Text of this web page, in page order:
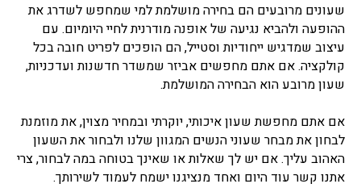
שעונים מרובעים הם בחירה מושלמת למי שמחפש לשדרג את
ההופעה ולהביא נגיעה של אופנה מודרנית לחיי היומיום. עם
עיצוב שמדגיש ייחודיות וסטייל, הם הופכים לפריט חובה בכל
קולקציה. אם אתם מחפשים אביזר שמשדר חדשנות ועדכניות,
שעון מרובע הוא הבחירה המושלמת.
אם אתם מחפשת שעון איכותי, יוקרתי ובמחיר מצוין, את מוזמנת
לבחון אתמבחר שעוני הנשים המגוון שלנו ולבחור את השעון
האהוב עליך. אם יש לך שאלות או שאינך בטוחה במה לבחור, צרי
אתנו קשרעוד היום ואחד מנציגנו ישמח לעמוד לשירותך.